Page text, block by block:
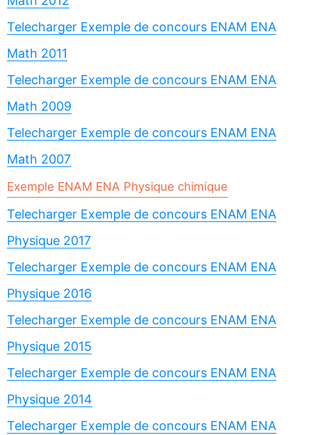
Telecharger Exemple de concours ENAM ENA
Math 2011
Telecharger Exemple de concours ENAM ENA
Math 2009
Telecharger Exemple de concours ENAM ENA
Math 2007
Exemple ENAM ENA Physique chimique
Telecharger Exemple de concours ENAM ENA
Physique 2017
Telecharger Exemple de concours ENAM ENA
Physique 2016
Telecharger Exemple de concours ENAM ENA
Physique 2015
Telecharger Exemple de concours ENAM ENA
Physique 2014
Telecharger Exemple de concours ENAM ENA